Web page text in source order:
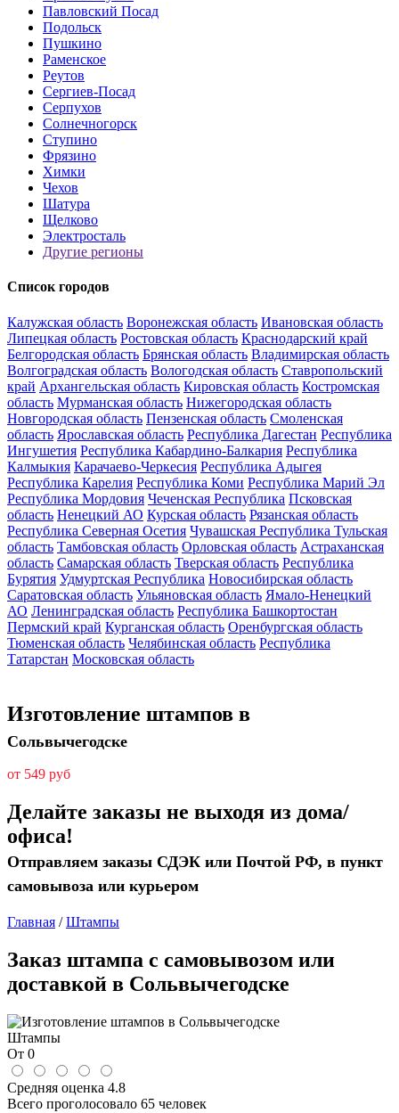
Павловский Посад
Подольск
Пушкино
Раменское
Реутов
Сергиев-Посад
Серпухов
Солнечногорск
Ступино
Фрязино
Химки
Чехов
Шатура
Щелково
Электросталь
Другие регионы
Список городов
Калужская область Воронежская область Ивановская область
Липецкая область Ростовская область Краснодарский край
Белгородская область Брянская область Владимирская область
Волгоградская область Вологодская область Ставропольский
край Архангельская область Кировская область Костромская
область Мурманская область Нижегородская область
Новгородская область Пензенская область Смоленская
область Ярославская область Республика Дагестан Республика
Ингушетия Республика Кабардино-Балкария Республика
Калмыкия Карачаево-Черкесия Республика Адыгея
Республика Карелия Республика Коми Республика Марий Эл
Республика Мордовия Чеченская Республика Псковская
область Ненецкий АО Курская область Рязанская область
Республика Северная Осетия Чувашская Республика Тульская
область Тамбовская область Орловская область Астраханская
область Самарская область Тверская область Республика
Бурятия Удмуртская Республика Новосибирская область
Саратовская область Ульяновская область Ямало-Ненецкий
АО Ленинградская область Республика Башкортостан
Пермский край Курганская область Оренбургская область
Тюменская область Челябинская область Республика
Татарстан Московская область
Изготовление штампов в
Сольвычегодске
от 549 руб
Делайте заказы не выходя из дома/
офиса!
Отправляем заказы СДЭК или Почтой РФ, в пункт
самовывоза или курьером
Главная /Штампы
Заказ штампа с самовывозом или
доставкой в Сольвычегодске
Штампы
От 0
Средняя оценка 4.8
Всего проголосовало 65 человек